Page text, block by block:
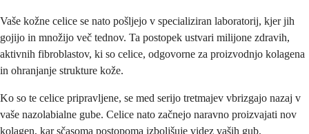
Vaše kožne celice se nato pošljejo v specializiran laboratorij, kjer jih
gojijo in množijo več tednov. Ta postopek ustvari milijone zdravih,
aktivnih fibroblastov, ki so celice, odgovorne za proizvodnjo kolagena
in ohranjanje strukture kože.
Ko so te celice pripravljene, se med serijo tretmajev vbrizgajo nazaj v
vaše nazolabialne gube. Celice nato začnejo naravno proizvajati nov
kolagen, kar sčasoma postopoma izboljšuje videz vaših gub.